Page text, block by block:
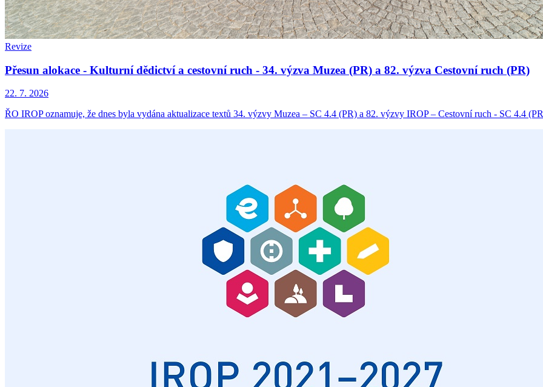
Revize
Přesun alokace - Kulturní dědictví a cestovní ruch - 34. výzva Muzea (PR) a 82. výzva Cestovní ruch (PR)
22. 7. 2026
ŘO IROP oznamuje, že dnes byla vydána aktualizace textů 34. výzvy Muzea – SC 4.4 (PR) a 82. výzvy IROP – Cestovní ruch - SC 4.4